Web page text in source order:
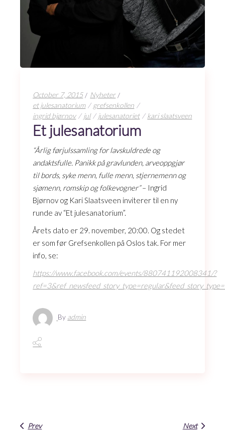
October 7, 2015
Nyheter
et julesanatorium
grefsenkollen
ingrid bjørnov
jul julesanatoriet kari slaatsveen
Et julesanatorium
“Årlig førjulssamling for lavskuldrede og
andaktsfulle. Panikk på gravlunden, arveoppgjør
til bords, syke menn, fulle menn, stjernemenn og
sjømenn, romskip og folkevogner”– Ingrid
Bjørnov og Kari Slaatsveen inviterer til en ny
runde av “Et julesanatorium”.
Årets dato er 29. november, 20:00. Og stedet
er som før Grefsenkollen på Oslos tak. For mer
info, se:
https://www.facebook.com/events/880741192008341/?
By admin
Prev Next